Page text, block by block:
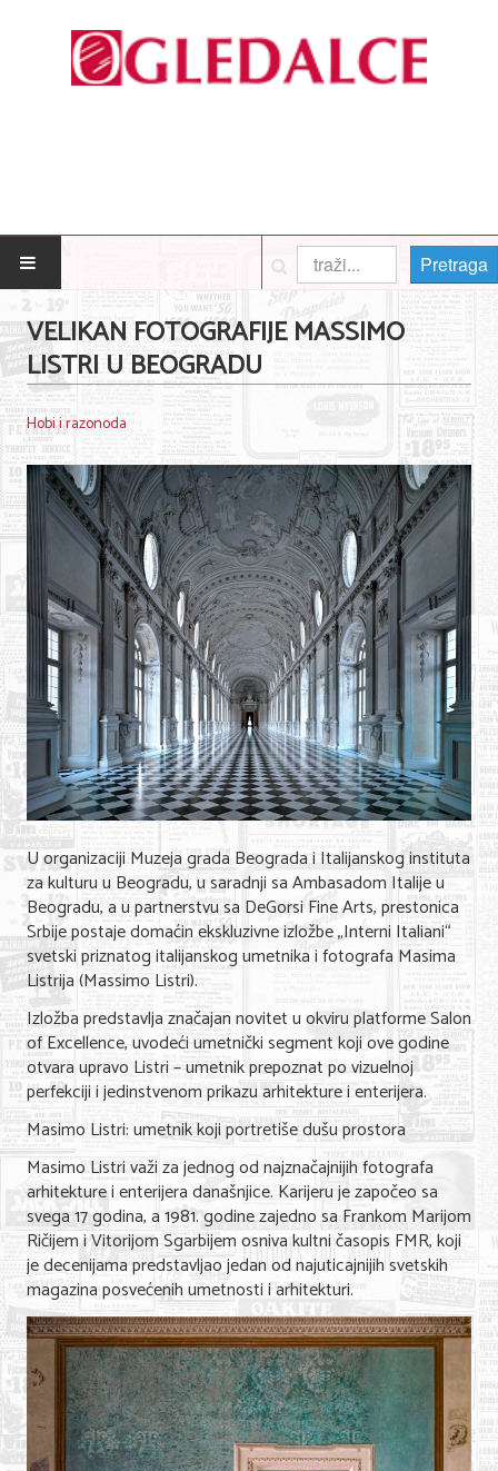
POČETNA
Posao
Usluge
Nega lica i tela
Shopping
Sve za venčanje
Sve za decu
Gastronomija
Kuća i bašta
Zdravlje i medicina
Sport i rekreacija
Hobi i razonoda
ADRESAR
Posao
Usluge
Nega lica i tela
Shopping
Sve za venčanje
Sve za decu
Kuća i bašta
Gastronomija
Sport i rekreacija
Zdravlje i medicina
Hobi i razonoda
UPIS FIRMI
Pretraga
VELIKAN FOTOGRAFIJE MASSIMO
LISTRI U BEOGRADU
Hobi i razonoda
U organizaciji Muzeja grada Beograda i Italijanskog instituta
za kulturu u Beogradu, u saradnji sa Ambasadom Italije u
Beogradu, a u partnerstvu sa DeGorsi Fine Arts, prestonica
Srbije postaje domaćin ekskluzivne izložbe „Interni Italiani“
svetski priznatog italijanskog umetnika i fotografa Masima
Listrija (Massimo Listri).
Izložba predstavlja značajan novitet u okviru platforme Salon
of Excellence, uvodeći umetnički segment koji ove godine
otvara upravo Listri – umetnik prepoznat po vizuelnoj
perfekciji i jedinstvenom prikazu arhitekture i enterijera.
Masimo Listri: umetnik koji portretiše dušu prostora
Masimo Listri važi za jednog od najznačajnijih fotografa
arhitekture i enterijera današnjice. Karijeru je započeo sa
svega 17 godina, a 1981. godine zajedno sa Frankom Marijom
Ričijem i Vitorijom Sgarbijem osniva kultni časopis FMR, koji
je decenijama predstavljao jedan od najuticajnijih svetskih
magazina posvećenih umetnosti i arhitekturi.